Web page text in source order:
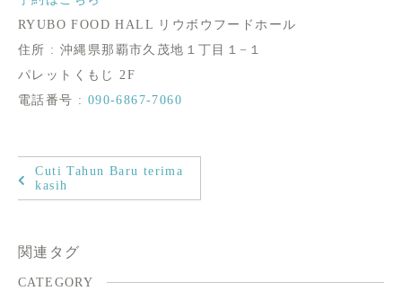
RYUBO FOOD HALL リウボウフードホール
住所 : 沖縄県那覇市久茂地１丁目１−１
パレットくもじ 2F
電話番号 : 090-6867-7060
Cuti Tahun Baru terima
kasih
関連タグ
CATEGORY